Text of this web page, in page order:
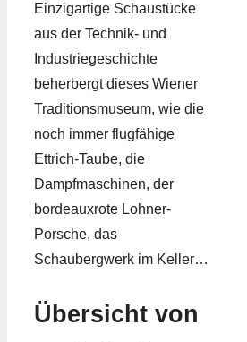
Einzigartige Schaustücke
aus der Technik- und
Industriegeschichte
beherbergt dieses Wiener
Traditionsmuseum, wie die
noch immer flugfähige
Ettrich-Taube, die
Dampfmaschinen, der
bordeauxrote Lohner-
Porsche, das
Schaubergwerk im Keller…
Übersicht von